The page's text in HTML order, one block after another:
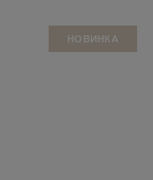
НОВИНКА